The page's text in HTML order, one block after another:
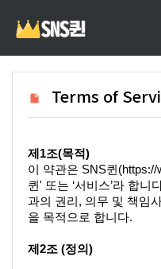
Terms of
제1조(목적)
이 약관은 SNS퀸
퀸' 또는 ‘서비스’라 합니
과의 권리, 의무 및 책임
을 목적으로 합니다.
제2조 (정의)